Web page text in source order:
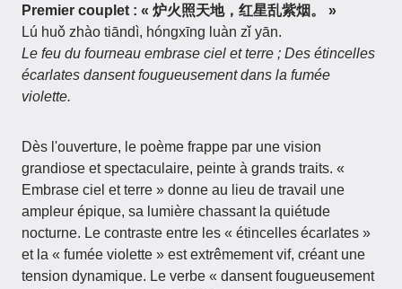
Premier couplet : « 炉火照天地，红星乱紫烟。 »
Lú huǒ zhào tiāndì, hóngxīng luàn zǐ yān.
Le feu du fourneau embrase ciel et terre ; Des étincelles
écarlates dansent fougueusement dans la fumée
violette.
Dès l'ouverture, le poème frappe par une vision
grandiose et spectaculaire, peinte à grands traits. «
Embrase ciel et terre » donne au lieu de travail une
ampleur épique, sa lumière chassant la quiétude
nocturne. Le contraste entre les « étincelles écarlates »
et la « fumée violette » est extrêmement vif, créant une
tension dynamique. Le verbe « dansent fougueusement